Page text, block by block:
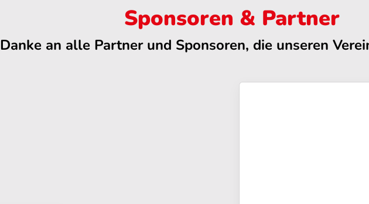
Sponsoren & Partner
Danke an alle Partner und Sponsoren, die unseren